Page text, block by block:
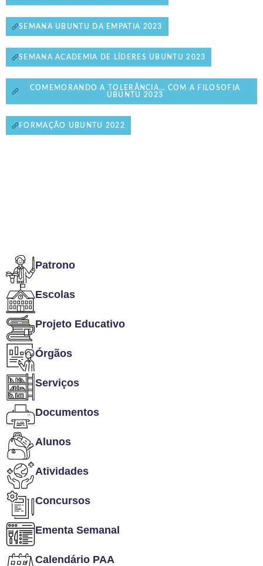
SEMANA UBUNTU DA EMPATIA 2023
SEMANA ACADEMIA DE LÍDERES UBUNTU 2023
COMEMORANDO A TOLERÂNCIA… COM A FILOSOFIA
UBUNTU 2023
FORMAÇÃO UBUNTU 2022
Patrono
Escolas
Projeto Educativo
Órgãos
Serviços
Documentos
Alunos
Atividades
Concursos
Ementa Semanal
Calendário PAA